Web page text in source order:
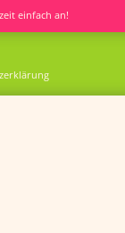
einfach an!